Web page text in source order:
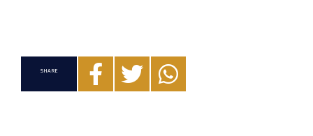
SHARE